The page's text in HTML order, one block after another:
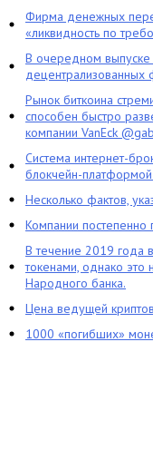
Фирма денежных
«ликвидность по
В очередном выпуске
децентрализованных
Рынок биткоина
способен быстро
компании VanEck
Система интернет-
блокчейн-
Несколько фактов,
Компании
В течение 2019 года
токенами, однако это
Народного банка.
Цена ведущей
1000 «погибших»